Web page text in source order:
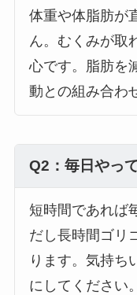
体重や体脂肪が
ん。むくみが取
心です。脂肪を
動との組み合わ
Q2：毎日やっ
短時間であれば
だし長時間ゴリ
ります。気持ち
にしてください。